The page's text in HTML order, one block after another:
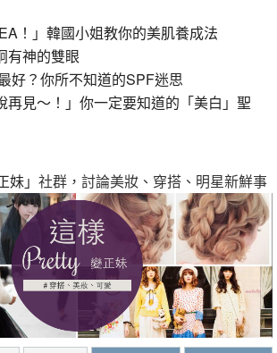
！」韓國小姐教你的美肌養成法
有神的雙眼
好？你所不知道的SPF迷思
再見～！」你一定要知道的「美白」聖
妹」 社群，討論美妝、穿搭、明星新鮮事